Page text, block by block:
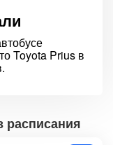
Toyota Prius в
расписания